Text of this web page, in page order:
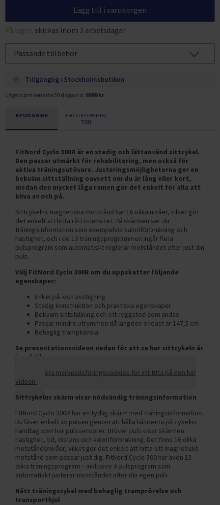
Lägg till i varukorgen
På lager, skickas inom 3 arbetsdagar
Passande tillbehör
Tillgänglig i Stockholmsbutiken
Lägsta pris senaste 30 dagarna: 6999 kr
BESKRIVNING
PRODUKTSPECIFIKA
TION
FitNord Cyclo 300R är en stadig och lättanvänd sittcykel.
Den passar utmärkt för rehabilitering, men också för
aktiva träningsutövare. Justeringsmöjligheterna ger en
bekväm sittställning oavsett om du är lång eller kort,
medan den mycket låga ramen gör det enkelt för alla att
kliva av och på.
Sittcykelns magnetiska motstånd har 16 olika nivåer, vilket gör
det enkelt att hitta rätt intensitet. På skärmen ser du
träningsinformation som exempelvis kaloriförbrukning och
hastighet, och i de 13 träningsprogrammen ingår flera
pulsprogram som automatiskt reglerar motståndet efter just din
puls.
Välj FitNord Cyclo 300R om du uppskattar följande
egenskaper:
Enkel på- och avstigning
Stadig konstruktion och praktiska egenskaper
Bekväm sittställning och ett ryggstöd som andas
Passar mindre utrymmen då längden endast är 147,5 cm
Behaglig trampkänsla
Se presentationsvideon nedan för att se hur sittcykeln är
i praktiken.
Acceptera marknadsföringscookies för att titta på den här
videon.
Sittcykelns skärm visar nödvändig träningsinformation
FitNord Cyclo 300R har en tydlig skärm med träningsinformation.
Du läser enkelt av pulsen genom att hålla händerna på cykelns
handtag som har pulssensorer. Utöver puls visar skärmen
hastighet, tid, distans och kaloriförbrukning. Det finns 16 olika
motståndsnivåer, vilket gör det enkelt att hitta ett magnetiskt
motstånd som passar just dig. FitNord Cyclo 300 har även 13
olika träningsprogram – inklusive 4 pulsprogram som
automatiskt justerar motståndet efter din egen puls.
Nätt träningscykel med behaglig tramprörelse och
transporthjul